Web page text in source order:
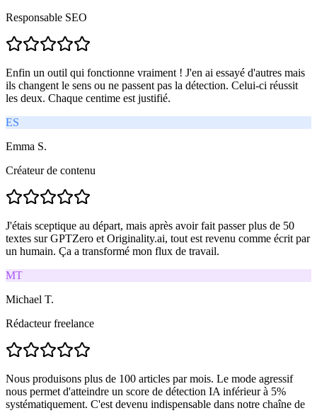
Responsable SEO
Enfin un outil qui fonctionne vraiment ! J'en ai essayé d'autres mais
ils changent le sens ou ne passent pas la détection. Celui-ci réussit
les deux. Chaque centime est justifié.
ES
Emma S.
Créateur de contenu
J'étais sceptique au départ, mais après avoir fait passer plus de 50
textes sur GPTZero et Originality.ai, tout est revenu comme écrit par
un humain. Ça a transformé mon flux de travail.
MT
Michael T.
Rédacteur freelance
Nous produisons plus de 100 articles par mois. Le mode agressif
nous permet d'atteindre un score de détection IA inférieur à 5%
systématiquement. C'est devenu indispensable dans notre chaîne de